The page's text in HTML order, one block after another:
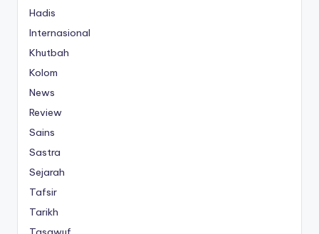
Hadis
Internasional
Khutbah
Kolom
News
Review
Sains
Sastra
Sejarah
Tafsir
Tarikh